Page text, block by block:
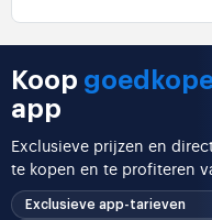
Koop
app
Exclusieve prijzen en
te kopen en te profiteren
Exclusieve app-tarieven